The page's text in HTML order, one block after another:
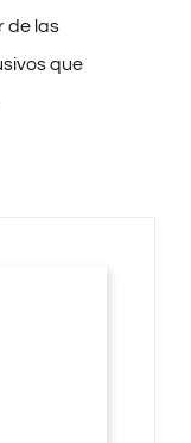
de las
que